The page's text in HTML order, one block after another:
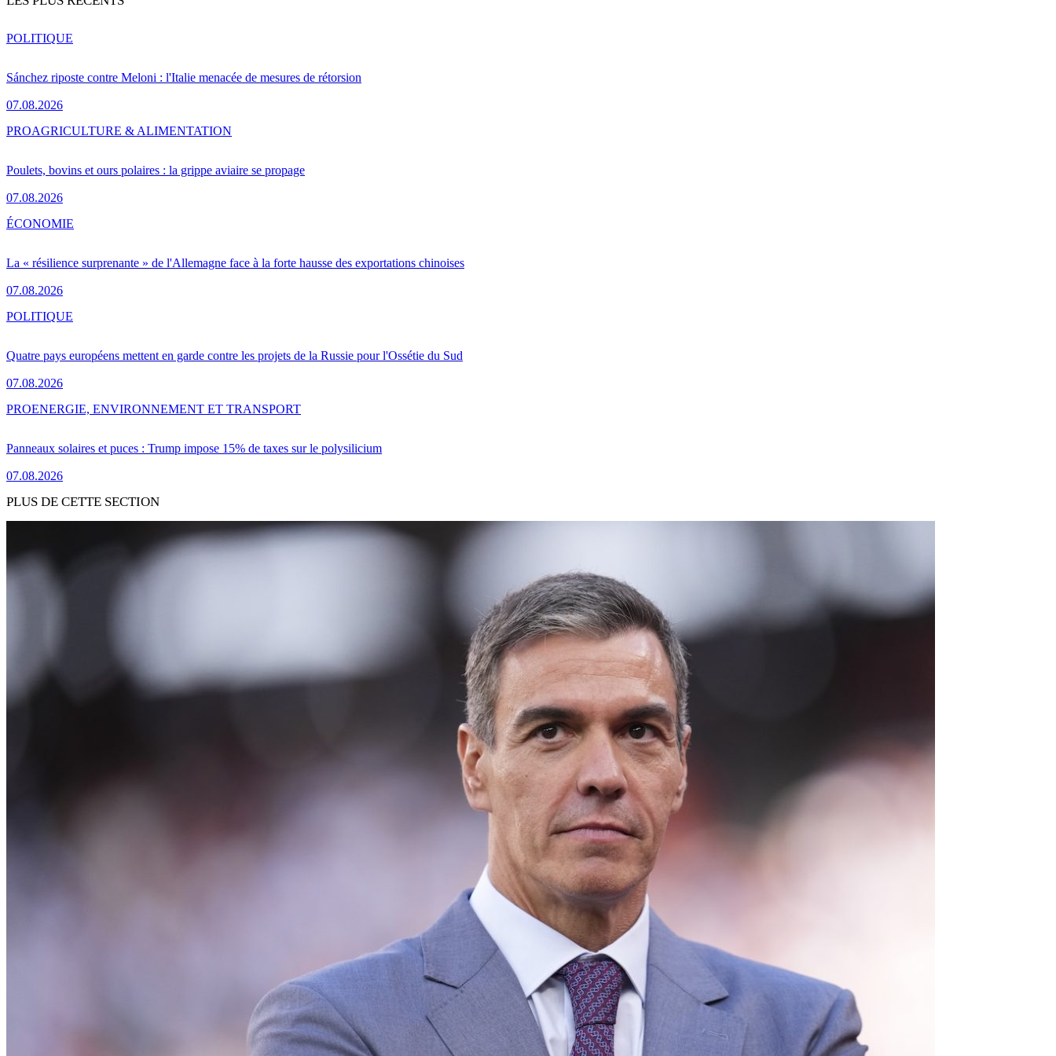
Sánchez riposte contre Meloni : l'Italie menacée de mesures de rétorsion
07.08.2026
POLITIQUE
Poulets, bovins et ours polaires : la grippe aviaire se propage
07.08.2026
PROAGRICULTURE & ALIMENTATION
La « résilience surprenante » de l'Allemagne face à la forte hausse des exportations chinoises
07.08.2026
ÉCONOMIE
Quatre pays européens mettent en garde contre les projets de la Russie pour l'Ossétie du Sud
07.08.2026
POLITIQUE
Panneaux solaires et puces : Trump impose 15% de taxes sur le polysilicium
07.08.2026
PROENERGIE, ENVIRONNEMENT ET TRANSPORT
PLUS DE CETTE SECTION